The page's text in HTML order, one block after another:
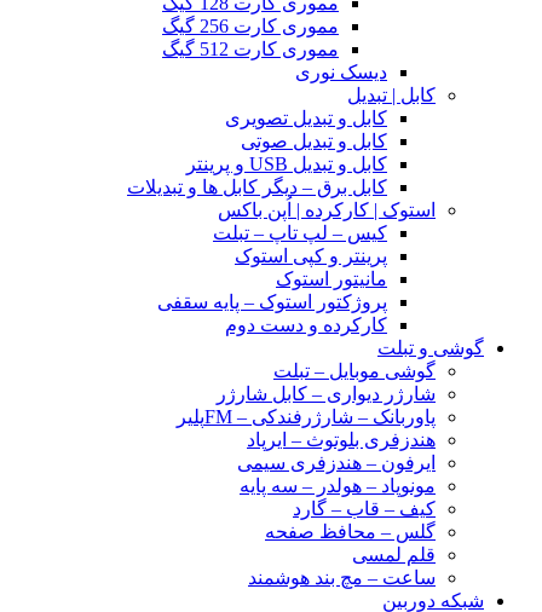
مموری کارت 256 گیگ
مموری کارت 512 گیگ
دیسک نوری
کابل | تبدیل
کابل و تبدیل تصویری
کابل و تبدیل صوتی
کابل و تبدیل USB و پرینتر
کابل برق – دیگر کابل ها و تبدیلات
استوک | کارکرده | اُپن باکس
کیس – لپ تاپ – تبلت
پرینتر و کپی استوک
مانیتور استوک
پروژکتور استوک – پایه سقفی
کارکرده و دست دوم
گوشی و تبلت
گوشی موبایل – تبلت
شارژر دیواری – کابل شارژر
پاوربانک – شارژرفندکی – FMپلیر
هندزفری بلوتوث – ایرپاد
ایرفون – هندزفری سیمی
مونوپاد – هولدر – سه پایه
کیف – قاب – گارد
گلس – محافظ صفحه
قلم لمسی
ساعت – مچ بند هوشمند
شبکه دوربین